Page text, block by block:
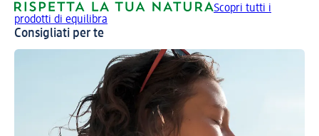
Scopri tutti i
prodotti di equilibra
Consigliati per te